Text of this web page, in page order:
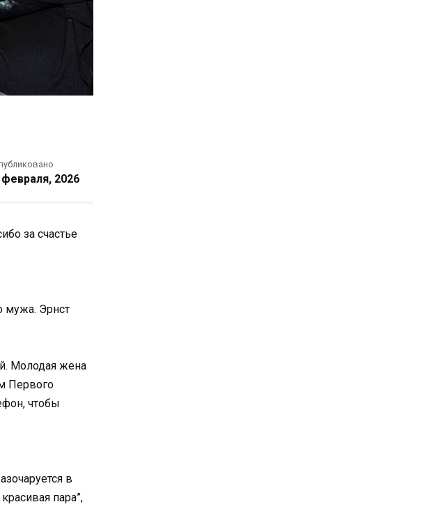
февраля, 2026
за счастье
мужа. Эрнст
Молодая жена
Первого
чтобы
в
пара”,